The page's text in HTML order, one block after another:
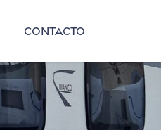
contacto